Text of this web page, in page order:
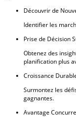
Découvrir de
Identifier les
Prise de Décision
Obtenez des
planification plus
Croissance
Surmontez les
gagnantes.
Avantage